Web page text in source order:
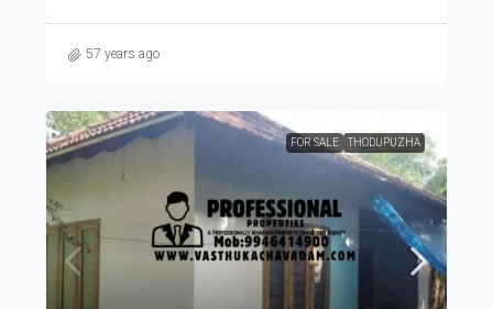
57 years ago
FOR SALE THODUPUZHA